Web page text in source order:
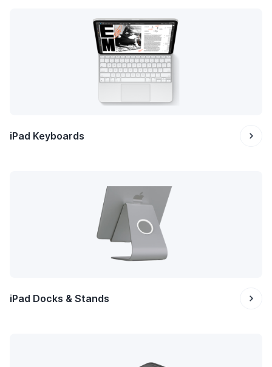
iPad Keyboards
iPad Docks & Stands